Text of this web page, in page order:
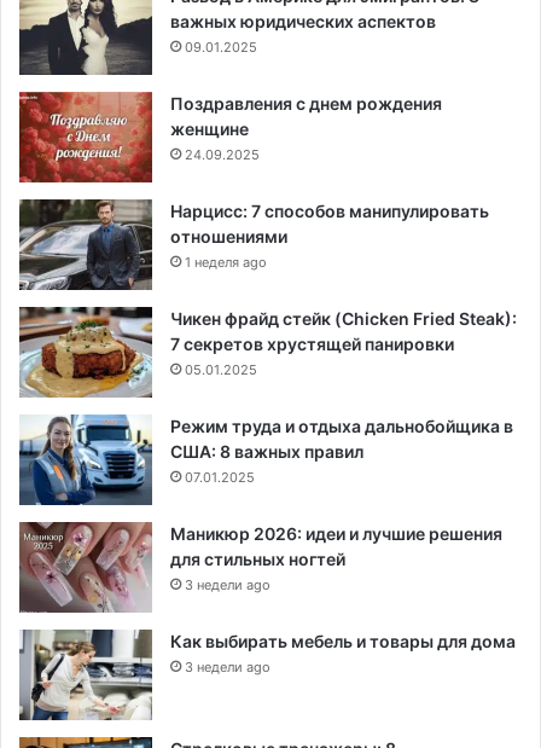
важных юридических аспектов
09.01.2025
Поздравления с днем рождения
женщине
24.09.2025
Нарцисс: 7 способов манипулировать
отношениями
1 неделя ago
Чикен фрайд стейк (Chicken Fried Steak):
7 секретов хрустящей панировки
05.01.2025
Режим труда и отдыха дальнобойщика в
США: 8 важных правил
07.01.2025
Маникюр 2026: идеи и лучшие решения
для стильных ногтей
3 недели ago
Как выбирать мебель и товары для дома
3 недели ago